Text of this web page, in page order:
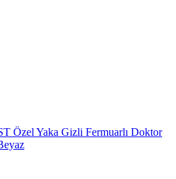
Özel Yaka Gizli Fermuarlı Doktor